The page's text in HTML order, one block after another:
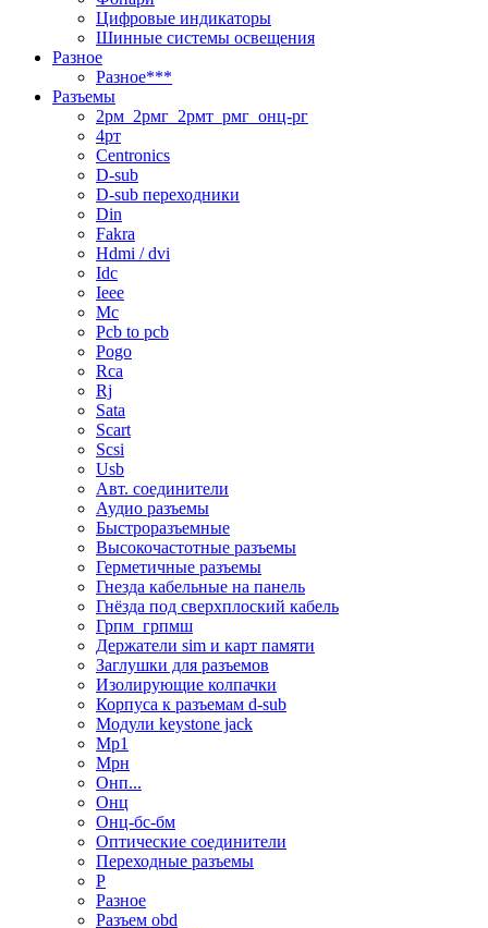
Цифровые индикаторы
Шинные системы освещения
Разное
Разное***
Разъемы
2рм_2рмг_2рмт_рмг_онц-рг
4рт
Centronics
D-sub
D-sub переходники
Din
Fakra
Hdmi / dvi
Idc
Ieee
Mc
Pcb to pcb
Pogo
Rca
Rj
Sata
Scart
Scsi
Usb
Авт. соединители
Аудио разъемы
Быстроразъемные
Высокочастотные разъемы
Герметичные разъемы
Гнезда кабельные на панель
Гнёзда под сверхплоский кабель
Грпм_грпмш
Держатели sim и карт памяти
Заглушки для разъемов
Изолирующие колпачки
Корпуса к разъемам d-sub
Модули keystone jack
Мр1
Мрн
Онп...
Онц
Онц-бс-бм
Оптические соединители
Переходные разъемы
Р
Разное
Разъем obd